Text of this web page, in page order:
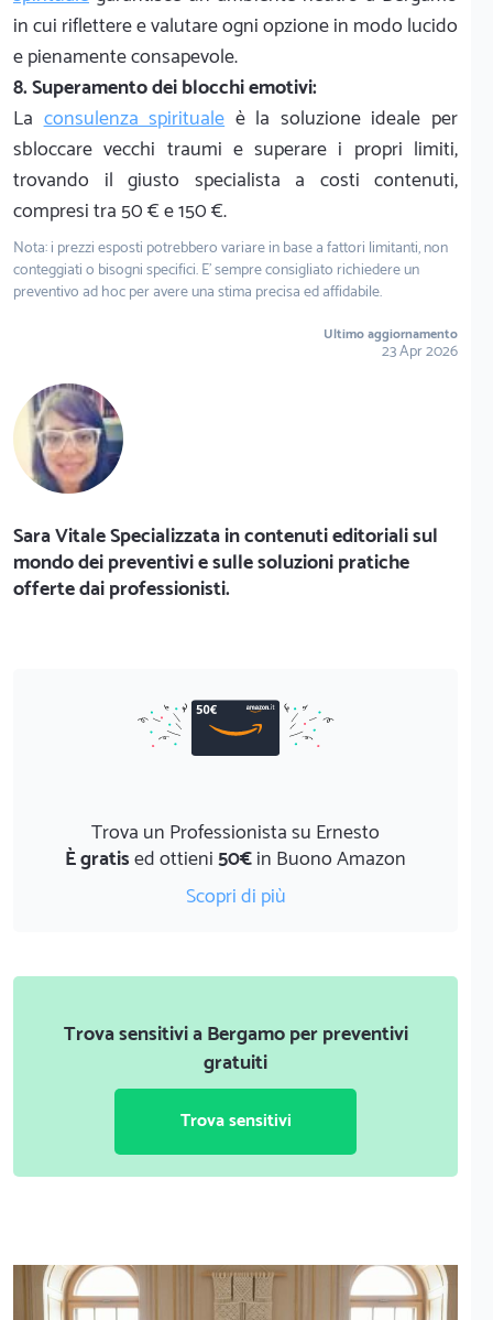
in cui riflettere e valutare ogni opzione in modo lucido
e pienamente consapevole.
8. Superamento dei blocchi emotivi:
Laconsulenza spiritualeè la soluzione ideale per
sbloccare vecchi traumi e superare i propri limiti,
trovando il giusto specialista a costi contenuti,
compresi tra 50 € e 150 €.
Nota: i prezzi esposti potrebbero variare in base a fattori limitanti, non
conteggiati o bisogni specifici. E' sempre consigliato richiedere un
preventivo ad hoc per avere una stima precisa ed affidabile.
Ultimo aggiornamento
23 Apr 2026
Sara Vitale Specializzata in contenuti editoriali sul
mondo dei preventivi e sulle soluzioni pratiche
offerte dai professionisti.
Trova un Professionista su Ernesto
È gratised ottieni50€in Buono Amazon
Scopri di più
Trova sensitivi a Bergamo per preventivi
gratuiti
Trova sensitivi